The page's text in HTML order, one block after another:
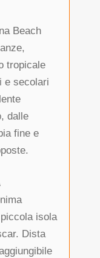
Beach
tropicale
e secolari
dalle
fine e
isola
Dista